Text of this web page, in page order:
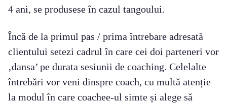
4 ani, se produsese în cazul tangoului.
Încă de la primul pas / prima întrebare adresată
clientului setezi cadrul în care cei doi parteneri vor
‚dansa’ pe durata sesiunii de coaching. Celelalte
întrebări vor veni dinspre coach, cu multă atenție
la modul în care coachee-ul simte și alege să